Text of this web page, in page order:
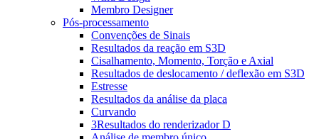
Membro Designer
Pós-processamento
Convenções de Sinais
Resultados da reação em S3D
Cisalhamento, Momento, Torção e Axial
Resultados de deslocamento / deflexão em S3D
Estresse
Resultados da análise da placa
Curvando
3Resultados do renderizador D